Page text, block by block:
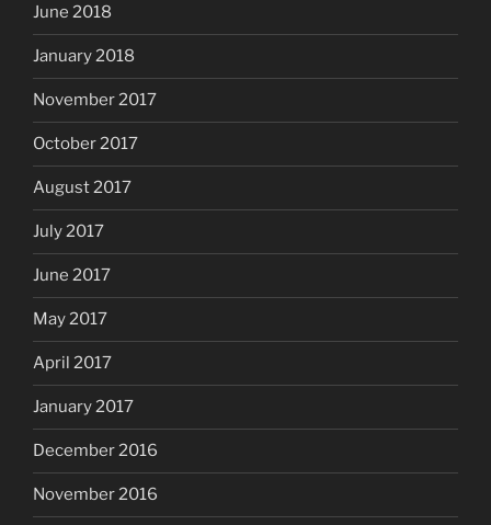
June 2018
January 2018
November 2017
October 2017
August 2017
July 2017
June 2017
May 2017
April 2017
January 2017
December 2016
November 2016